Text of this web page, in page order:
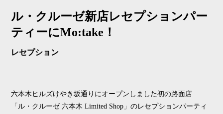
ル・クルーゼ新店レセプションパー
ティーにMo:take！
レセプション
六本木ヒルズけやき坂通りにオープンしました初の路面店
「ル・クルーゼ 六本木 Limited Shop」のレセプションパーティ